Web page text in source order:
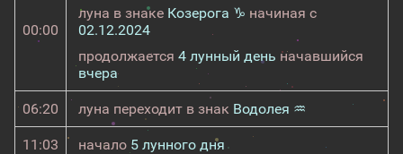
00:00
луна в знаке Козерога ♑ начиная с
02.12.2024
продолжается 4 лунный день начавшийся
вчера
06:20 луна переходит в знак Водолея ♒
11:03 начало 5 лунного дня